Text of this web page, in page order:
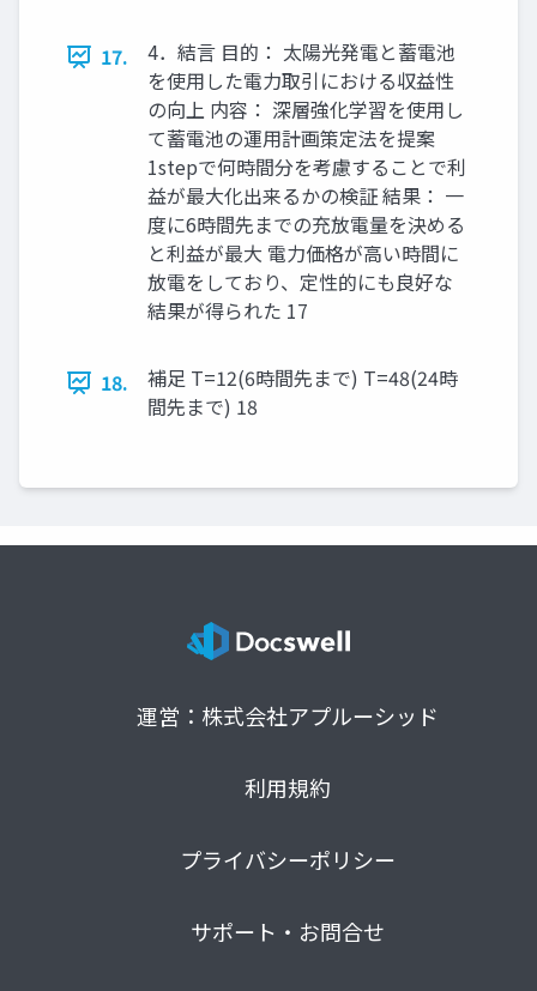
17.
4．結言 目的： 太陽光発電と蓄電池
を使用した電力取引における収益性
の向上 内容： 深層強化学習を使用し
て蓄電池の運用計画策定法を提案
1stepで何時間分を考慮することで利
益が最大化出来るかの検証 結果： 一
度に6時間先までの充放電量を決める
と利益が最大 電力価格が高い時間に
放電をしており、定性的にも良好な
結果が得られた 17
18.
補足 T=12(6時間先まで) T=48(24時
間先まで) 18
運営：株式会社アプルーシッド
利用規約
プライバシーポリシー
サポート・お問合せ